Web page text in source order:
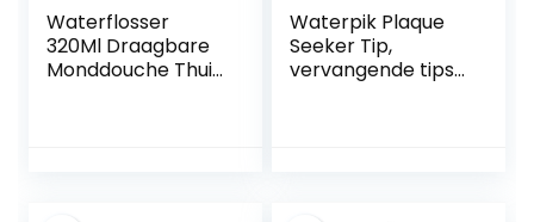
Waterflosser
320Ml Draagbare
Monddouche Thuis
Waterpik Plaque
Seeker Tip,
vervangende tips